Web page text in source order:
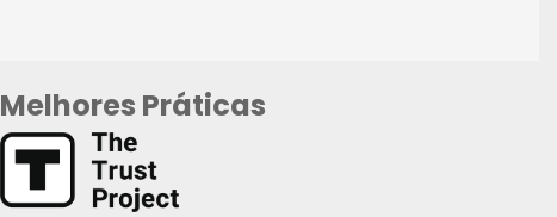
Melhores Práticas